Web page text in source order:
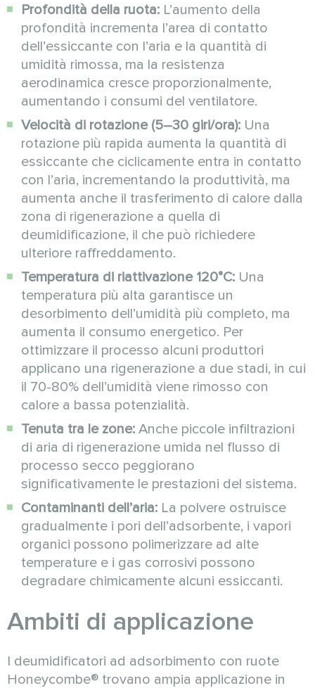
Profondità della ruota: L’aumento della
profondità incrementa l’area di contatto
dell’essiccante con l’aria e la quantità di
umidità rimossa, ma la resistenza
aerodinamica cresce proporzionalmente,
aumentando i consumi del ventilatore.
Velocità di rotazione (5–30 giri/ora): Una
rotazione più rapida aumenta la quantità di
essiccante che ciclicamente entra in contatto
con l’aria, incrementando la produttività, ma
aumenta anche il trasferimento di calore dalla
zona di rigenerazione a quella di
deumidificazione, il che può richiedere
ulteriore raffreddamento.
Temperatura di riattivazione 120°C: Una
temperatura più alta garantisce un
desorbimento dell’umidità più completo, ma
aumenta il consumo energetico. Per
ottimizzare il processo alcuni produttori
applicano una rigenerazione a due stadi, in cui
il 70-80% dell’umidità viene rimosso con
calore a bassa potenzialità.
Tenuta tra le zone: Anche piccole infiltrazioni
di aria di rigenerazione umida nel flusso di
processo secco peggiorano
significativamente le prestazioni del sistema.
Contaminanti dell’aria: La polvere ostruisce
gradualmente i pori dell’adsorbente, i vapori
organici possono polimerizzare ad alte
temperature e i gas corrosivi possono
degradare chimicamente alcuni essiccanti.
Ambiti di applicazione
I deumidificatori ad adsorbimento con ruote
Honeycombe® trovano ampia applicazione in